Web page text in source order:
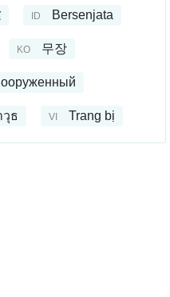
ID Bersenjata
KO 무장
วุธ VI Trang bị